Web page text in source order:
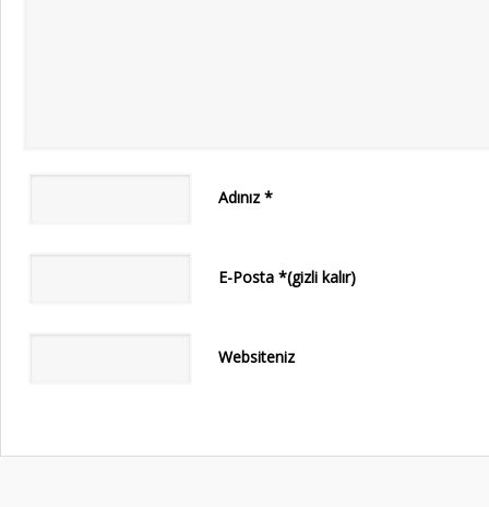
Adınız*
E-Posta *(gizli kalır)
Websiteniz